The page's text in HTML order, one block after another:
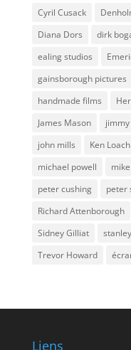
Cyril Cusack
Diana Dors
dirk
ealing studios
gainsborough pictures
handmade films
James Mason
john mills
Ken Loach
michael powell
peter cushing
peter
Richard Attenborough
Sidney Gilliat
Trevor Howard
Liens